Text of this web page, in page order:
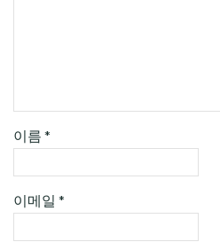
이름 *
이메일 *